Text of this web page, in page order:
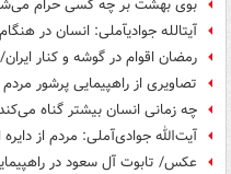
بوی بهشت بر چه کسی حرام
آیت‎الله جوادی‎آملی: انسان در هنگام مرگ عصاره زندگی خود را می‌چشد
رمضان اقوام در گوشه و کنار
تصاویری از راهپیمایی پرشور
چه زمانی انسان بیشتر گناه
آیت‌الله جوادی‌آملی: مردم از
عکس/ تابوت آل سعود در